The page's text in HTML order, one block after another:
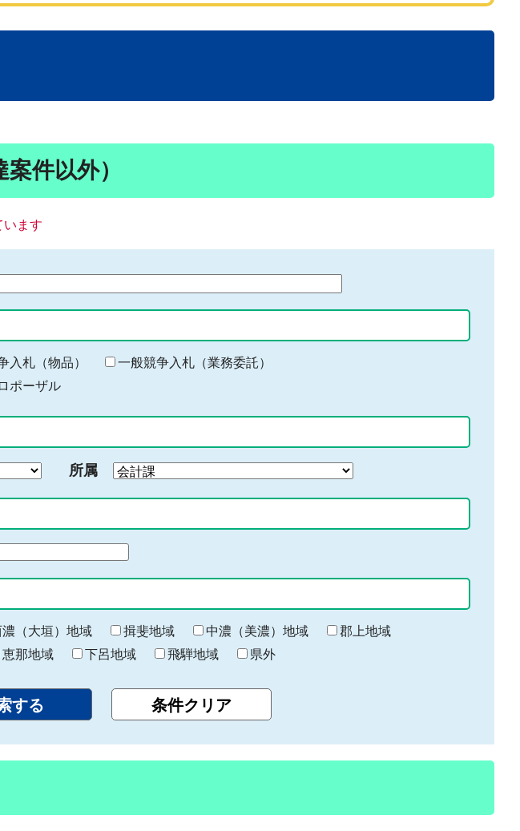
件以外）
います
入札（物品）
一般競争入札（業務委託）
ポーザル
所属
濃（大垣）地域 揖斐地域 中濃（美濃）地域
郡上地域
恵那地域 下呂地域 飛騨地域 県外